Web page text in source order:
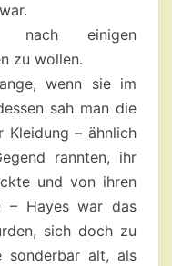
nach einigen
zu wollen.
wenn sie im
sah man die
Kleidung – ähnlich
rannten, ihr
und von ihren
– Hayes war das
sich doch zu
sonderbar alt, als